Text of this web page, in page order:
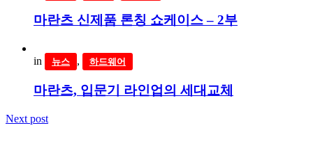
마란츠 신제품 론칭 쇼케이스 – 2부
in 뉴스 , 하드웨어
마란츠, 입문기 라인업의 세대교체
Next post